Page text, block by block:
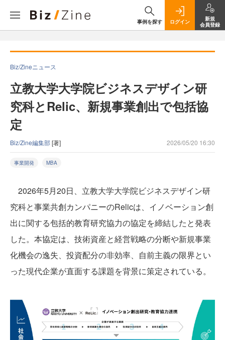
事例を探す ログイン
新規
会員登録
Biz/Zineニュース
立教大学大学院ビジネスデザイン研
究科とRelic、新規事業創出で包括協
定
Biz/Zine編集部[著] 2026/05/20 16:30
事業開発 MBA
2026年5月20日、立教大学大学院ビジネスデザイン研
究科と事業共創カンパニーのRelicは、イノベーション創
出に関する包括的教育研究協力の協定を締結したと発表
した。本協定は、技術資産と経営戦略の分断や新規事業
化機会の逸失、投資配分の非効率、自前主義の限界とい
った現代企業が直面する課題を背景に策定されている。